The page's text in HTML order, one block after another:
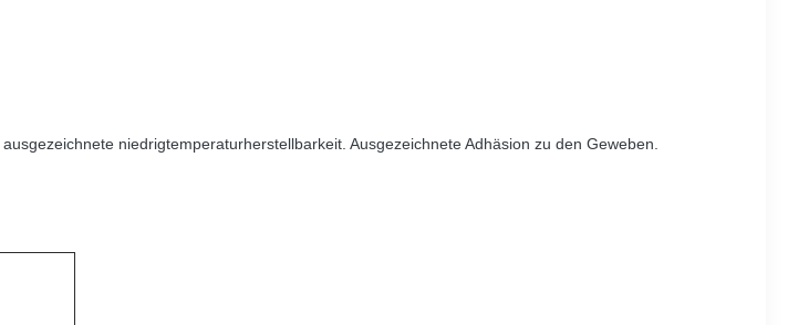
niedrigtemperaturherstellbarkeit. Ausgezeichnete Adhäsion zu den Geweben.